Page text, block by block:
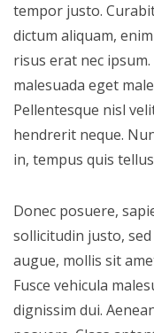
tempor justo.
dictum aliquam,
risus erat nec
malesuada eget
Pellentesque nisl
hendrerit neque.
in, tempus quis
Donec posuere,
sollicitudin justo,
augue, mollis sit
Fusce vehicula
dignissim dui.